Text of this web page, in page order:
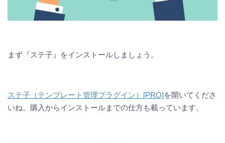
まず『ステ子』をインストールしましょう。
ステ子（テンプレート管理プラグイン）[PRO]を開いてくださ
いね。購入からインストールまでの仕方も載っています。